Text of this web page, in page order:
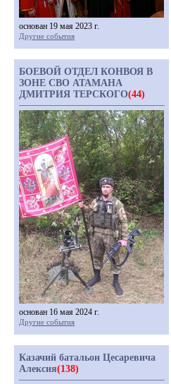
основан 19 мая 2023 г.
Другие события
БОЕВОЙ ОТДЕЛ КОНВОЯ В
ЗОНЕ СВО АТАМАНА
ДМИТРИЯ ТЕРСКОГО(44)
основан 16 мая 2024 г.
Другие события
Казачий батальон Цесаревича
Алексия(138)